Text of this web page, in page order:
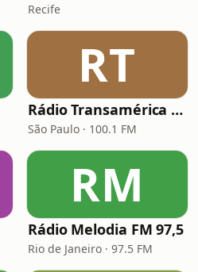
Recife
RT
Rádio Transamérica (TMC)
São Paulo · 100.1 FM
RM
Rádio Melodia FM 97,5
Rio de Janeiro · 97.5 FM